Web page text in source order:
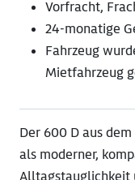
Vorfracht,
24-monatige
Fahrzeug
Mietfahrzeug
Der 600 D aus
als moderner,